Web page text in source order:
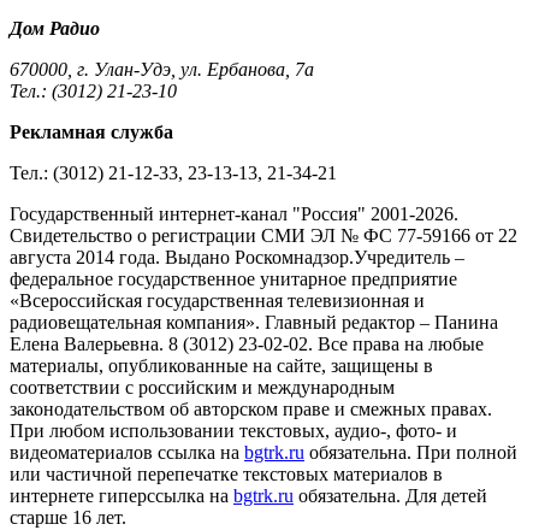
Дом Радио
670000, г. Улан-Удэ, ул. Ербанова, 7а
Тел.: (3012) 21-23-10
Рекламная служба
Тел.: (3012) 21-12-33, 23-13-13, 21-34-21
Государственный интернет-канал "Россия" 2001-2026.
Cвидетельство о регистрации СМИ ЭЛ № ФС 77-59166 от 22
августа 2014 года. Выдано Роскомнадзор.Учредитель –
федеральное государственное унитарное предприятие
«Всероссийская государственная телевизионная и
радиовещательная компания». Главный редактор – Панина
Елена Валерьевна. 8 (3012) 23-02-02. Все права на любые
материалы, опубликованные на сайте, защищены в
соответствии с российским и международным
законодательством об авторском праве и смежных правах.
При любом использовании текстовых, аудио-, фото- и
видеоматериалов ссылка на bgtrk.ru обязательна. При полной
или частичной перепечатке текстовых материалов в
интернете гиперссылка на bgtrk.ru обязательна. Для детей
старше 16 лет.